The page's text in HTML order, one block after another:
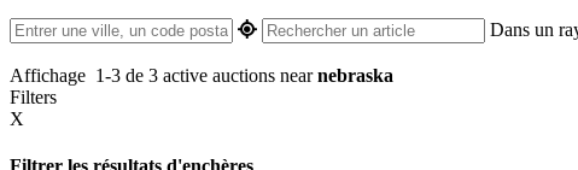
Dans un
Affichage 1-3 de 3 active auctions nearnebraska
Filters
X